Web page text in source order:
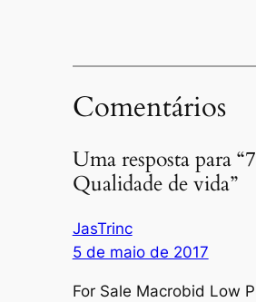
Comentários
Uma resposta para
Qualidade de vida”
JasTrinc
5 de maio de 2017
For Sale Macrobid Low